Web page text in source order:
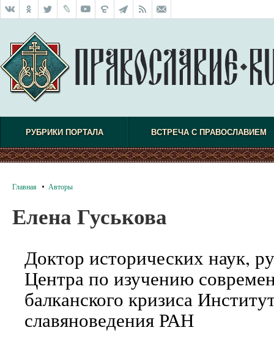
РУБРИКИ ПОРТАЛА ВСТРЕЧА С ПРАВОСЛАВИЕМ
Главная Авторы
Елена Гуськова
Доктор исторических наук,
Центра по изучению
балканского кризиса
славяноведения РАН